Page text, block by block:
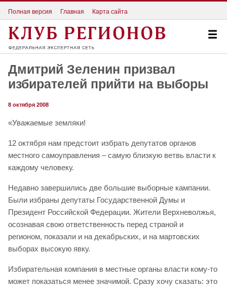
Полная версия Главная Карта сайта
Дмитрий Зеленин призвал
избирателей прийти на выборы
8 октября 2008
«Уважаемые земляки!
12 октября нам предстоит избрать депутатов органов
местного самоуправления – самую близкую ветвь власти к
каждому человеку.
Недавно завершились две большие выборные кампании.
Были избраны депутаты Государственной Думы и
Президент Российской Федерации. Жители Верхневолжья,
осознавая свою ответственность перед страной и
регионом, показали и на декабрьских, и на мартовских
выборах высокую явку.
Избирательная компания в местные органы власти кому-то
может показаться менее значимой. Сразу хочу сказать: это